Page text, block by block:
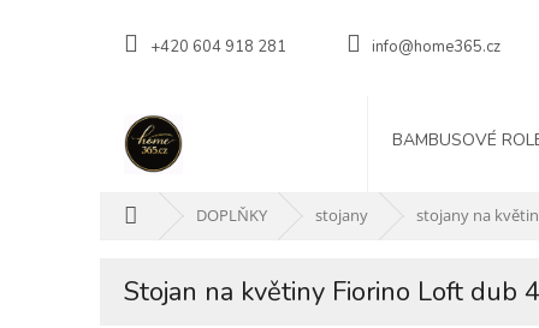
+420 604 918 281 info@home365.cz
BAMBUSOVÉ
DOPLŇKY stojany stojany na
Stojan na květiny Fiorino Loft dub